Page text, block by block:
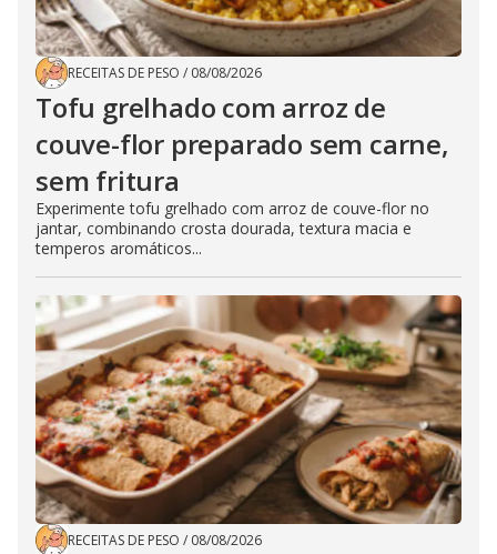
RECEITAS DE PESO / 08/08/2026
Tofu grelhado com arroz de
couve-flor preparado sem carne,
sem fritura
Experimente tofu grelhado com arroz de couve-flor no
jantar, combinando crosta dourada, textura macia e
temperos aromáticos...
RECEITAS DE PESO / 08/08/2026